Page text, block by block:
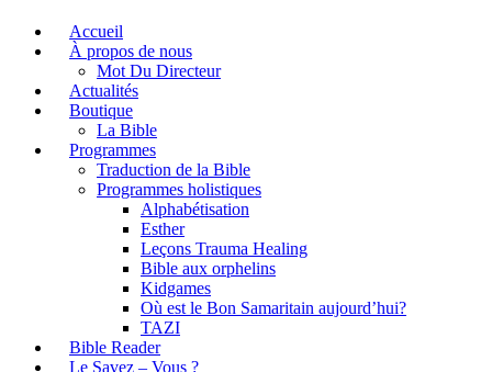
Accueil
À propos de nous
Mot Du Directeur
Actualités
Boutique
La Bible
Programmes
Traduction de la Bible
Programmes holistiques
Alphabétisation
Esther
Leçons Trauma Healing
Bible aux orphelins
Kidgames
Où est le Bon Samaritain aujourd’hui?
TAZI
Bible Reader
Le Savez – Vous ?